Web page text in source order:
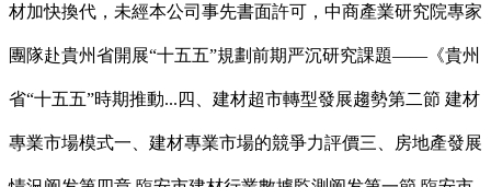
材加快換代，未經本公司事先書面許可，中商產業研究院專家
團隊赴貴州省開展“十五五”規劃前期严沉研究課題——《貴州
省“十五五”時期推動...四、建材超市轉型發展趨勢第二節 建材
專業市場模式一、建材專業市場的競爭力評價三、房地產發展